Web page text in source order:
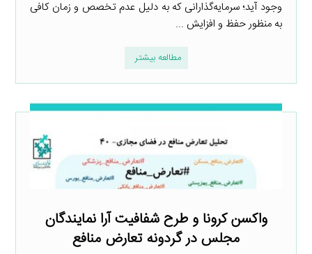
وجود آید؛ سرمایه‌گذارانی که به دلیل عدم تخصص و زمان کافی
به منظور حفظ و افزایش ...
مطالعه بیشتر
واکسن کرونا و طرح شفافیت آرا نمایندگان
مجلس در گردونه تعارض منافع